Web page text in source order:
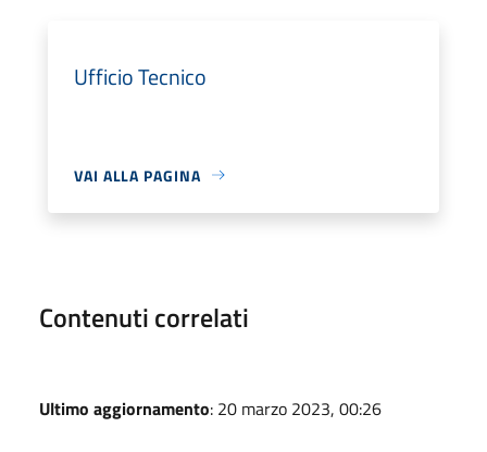
Ufficio Tecnico
VAI ALLA PAGINA
Contenuti correlati
Ultimo aggiornamento: 20 marzo 2023, 00:26